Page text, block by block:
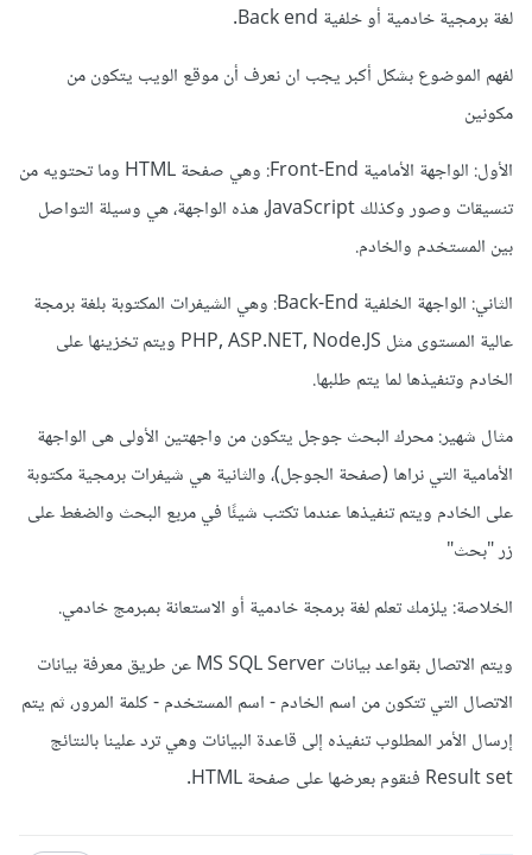
لغة برمجية خادمية أو خلفية Back end.
لفهم الموضوع بشكل أكبر يجب ان نعرف أن موقع الويب يتكون من
مكونين
الأول: الواجهة الأمامية Front-End: وهي صفحة HTML وما تحتويه من
تنسيقات وصور وكذلك JavaScript، هذه الواجهة، هي وسيلة التواصل
بين المستخدم والخادم.
الثاني: الواجهة الخلفية Back-End: وهي الشيفرات المكتوبة بلغة برمجة
عالية المستوى مثل PHP, ASP.NET, Node.JS ويتم تخزينها على
الخادم وتنفيذها لما يتم طلبها.
مثال شهير: محرك البحث جوجل يتكون من واجهتين الأولى هى الواجهة
الأمامية التي نراها (صفحة الجوجل)، والثانية هي شيفرات برمجية مكتوبة
على الخادم ويتم تنفيذها عندما تكتب شيئًا في مربع البحث والضغط على
زر "بحث"
الخلاصة: يلزمك تعلم لغة برمجة خادمية أو الاستعانة بمبرمج خادمي.
ويتم الاتصال بقواعد بيانات MS SQL Server عن طريق معرفة بيانات
الاتصال التي تتكون من اسم الخادم - اسم المستخدم - كلمة المرور، ثم يتم
إرسال الأمر المطلوب تنفيذه إلى قاعدة البيانات وهي ترد علينا بالنتائج
Result set فنقوم بعرضها على صفحة HTML.